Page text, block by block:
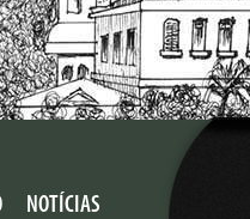
NOTÍCIAS